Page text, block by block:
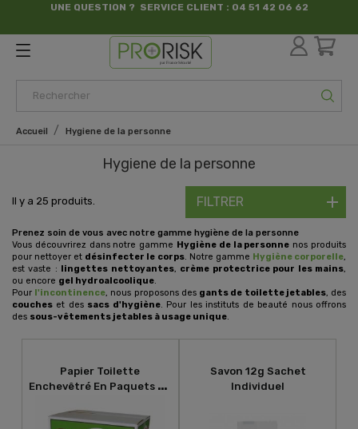
UNE QUESTION ? SERVICE CLIENT : 04 51 42 06 62
par France Sécurité
Accueil Hygiene de la personne
Hygiene de la personne
FILTRER
Il y a 25 produits.
Prenez soin de vous avec notre gamme hygiène de la personne
Vous découvrirez dans notre gamme Hygiène de la personne nos produits
pour nettoyer et désinfecter le corps. Notre gamme Hygiène corporelle
est vaste : lingettes nettoyantes, crème protectrice pour les mains
ou encore gel hydroalcoolique
Pour l'incontinence , nous proposons des gants de toilette jetables, des
couches et des sacs d'hygiène. Pour les instituts de beauté nous offrons
des sous-vêtements jetables à usage unique
Papier Toilette
Enchevêtré En Paquets De
Savon 12g Sachet
Individuel